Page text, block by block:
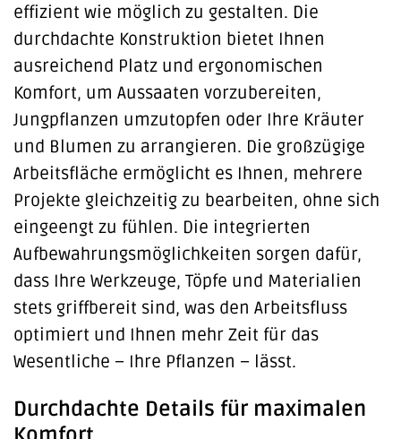
effizient wie möglich zu gestalten. Die
durchdachte Konstruktion bietet Ihnen
ausreichend Platz und ergonomischen
Komfort, um Aussaaten vorzubereiten,
Jungpflanzen umzutopfen oder Ihre Kräuter
und Blumen zu arrangieren. Die großzügige
Arbeitsfläche ermöglicht es Ihnen, mehrere
Projekte gleichzeitig zu bearbeiten, ohne sich
eingeengt zu fühlen. Die integrierten
Aufbewahrungsmöglichkeiten sorgen dafür,
dass Ihre Werkzeuge, Töpfe und Materialien
stets griffbereit sind, was den Arbeitsfluss
optimiert und Ihnen mehr Zeit für das
Wesentliche – Ihre Pflanzen – lässt.
Durchdachte Details für maximalen